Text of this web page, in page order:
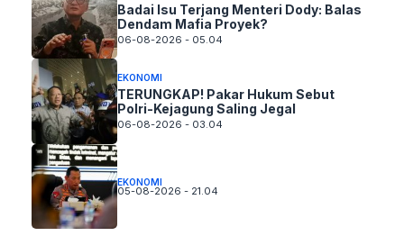
Badai Isu Terjang Menteri Dody: Balas
Dendam Mafia Proyek?
06-08-2026 - 05.04
EKONOMI
TERUNGKAP! Pakar Hukum Sebut
Polri-Kejagung Saling Jegal
06-08-2026 - 03.04
EKONOMI
05-08-2026 - 21.04